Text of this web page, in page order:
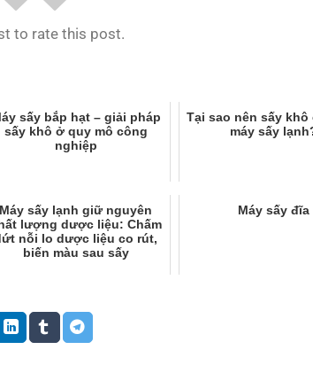
to rate this post.
sấy bắp hạt – giải pháp
sấy khô ở quy mô công
nghiệp
Tại sao nên sấy khô
máy sấy
Máy sấy lạnh giữ nguyên
lượng dược liệu: Chấm
nỗi lo dược liệu co rút,
biến màu sau sấy
Máy sấy đĩa